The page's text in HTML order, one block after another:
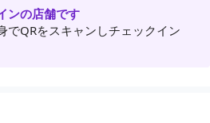
んのでご注意ください。
ンの店舗です
でQRをスキャンしチェックイン